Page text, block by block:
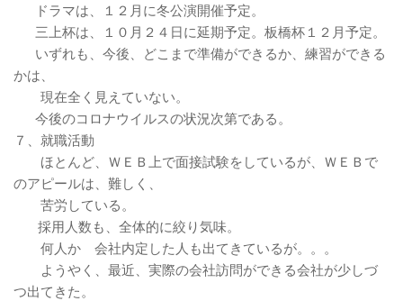
ドラマは、１２月に冬公演開催予定。
三上杯は、１０月２４日に延期予定。板橋杯１２月予定。
いずれも、今後、どこまで準備ができるか、練習ができる
かは、
現在全く見えていない。
今後のコロナウイルスの状況次第である。
７、就職活動
ほとんど、ＷＥＢ上で面接試験をしているが、ＷＥＢで
のアピールは、難しく、
苦労している。
採用人数も、全体的に絞り気味。
何人か 会社内定した人も出てきているが。。。
ようやく、最近、実際の会社訪問ができる会社が少しづ
つ出てきた。